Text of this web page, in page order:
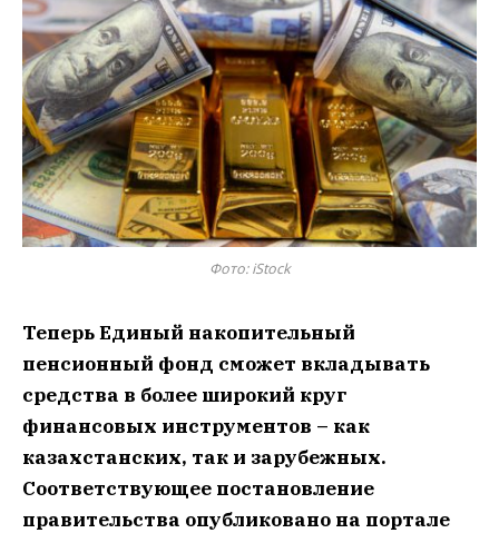
Фото: iStock
Теперь Единый накопительный
пенсионный фонд сможет вкладывать
средства в более широкий круг
финансовых инструментов – как
казахстанских, так и зарубежных.
Соответствующее постановление
правительства опубликовано на портале